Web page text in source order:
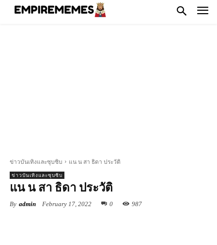
ข่าวบันเทิงและซุบซิบ แน น สา ธิดา ประวัติ
ข่าวบันเทิงและซุบซิบ
แน น สา ธิดา ประวัติ
By admin February 17, 2022 0 987